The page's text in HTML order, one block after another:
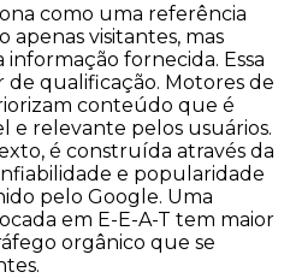
como uma referência
apenas visitantes, mas
fornecida. Essa
qualificação. Motores de
conteúdo que é
e relevante pelos usuários.
é construída através da
e popularidade
pelo Google. Uma
em E-E-A-T tem maior
orgânico que se